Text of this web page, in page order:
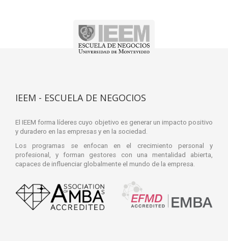
IEEM - ESCUELA DE NEGOCIOS
El IEEM forma líderes cuyo objetivo es generar un impacto positivo
y duradero en las empresas y en la sociedad.
Los programas se enfocan en el crecimiento personal y
profesional, y forman gestores con una mentalidad abierta,
capaces de influenciar globalmente el mundo de la empresa.